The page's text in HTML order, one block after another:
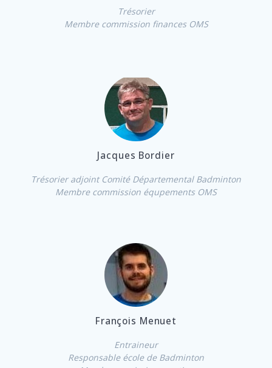
Trésorier
Membre commission finances OMS
Jacques Bordier
Trésorier adjoint Comité Départemental Badminton
Membre commission équpements OMS
François Menuet
Entraineur
Responsable école de Badminton